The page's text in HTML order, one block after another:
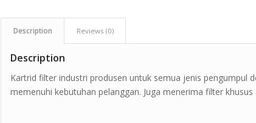
Description Reviews (0)
Description
Kartrid filter industri produsen untuk semua jenis pengumpul
memenuhi kebutuhan pelanggan. Juga menerima filter